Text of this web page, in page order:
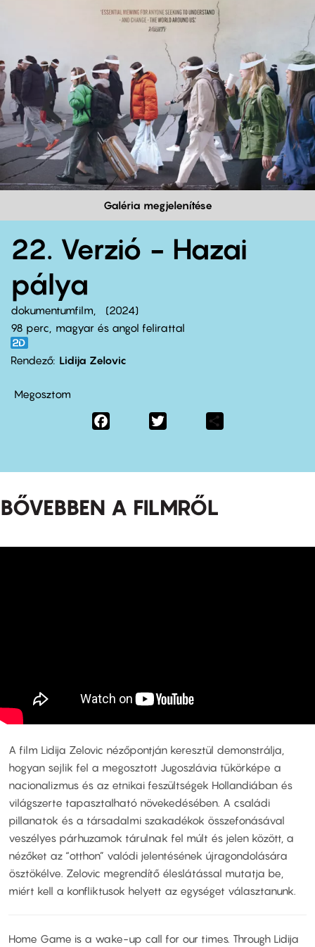
Galéria megjelenítése
22. Verzió - Hazai
pálya
dokumentumfilm
2024
98 perc,
magyar és angol felirattal
Rendező Lidija Zelovic
Megosztom
Facebook
BŐVEBBEN A FILMRŐL
A film Lidija Zelovic nézőpontján keresztül demonstrálja,
hogyan sejlik fel a megosztott Jugoszlávia tükörképe a
nacionalizmus és az etnikai feszültségek Hollandiában és
világszerte tapasztalható növekedésében. A családi
pillanatok és a társadalmi szakadékok összefonásával
veszélyes párhuzamok tárulnak fel múlt és jelen között, a
nézőket az “otthon” valódi jelentésének újragondolására
ösztökélve. Zelovic megrendítő éleslátással mutatja be,
miért kell a konfliktusok helyett az egységet választanunk.
Home Game is a wake-up call for our times. Through Lidija